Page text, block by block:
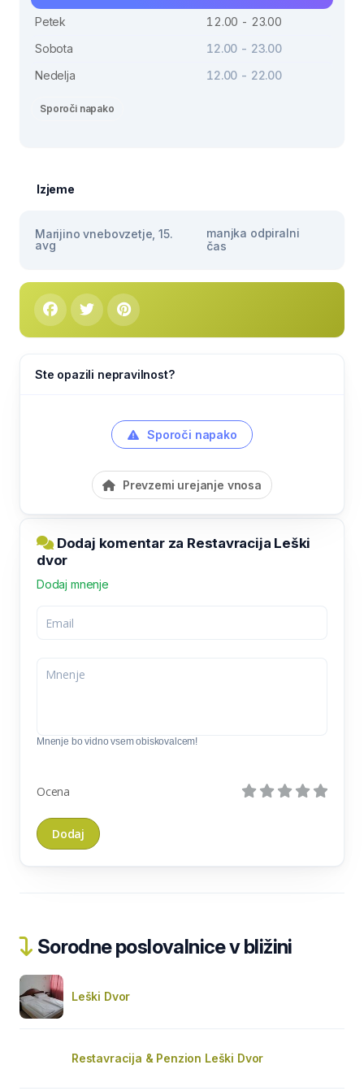
Petek
12.00 - 23.00
Sobota
12.00 - 23.00
Nedelja
12.00 - 22.00
Sporoči napako
Izjeme
Marijino vnebovzetje, 15.
avg
manjka odpiralni
čas
Ste opazili nepravilnost?
Sporoči napako
Prevzemi urejanje vnosa
Dodaj komentar za Restavracija Leški
dvor
Dodaj mnenje
Mnenje bo vidno vsem obiskovalcem!
Ocena
Sorodne poslovalnice v bližini
Leški Dvor
Restavracija & Penzion Leški Dvor